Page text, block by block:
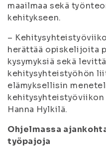
maailmaa sekä
kehitykseen.
–
herättää opiskelijoita
kysymyksiä sekä
kehitysyhteistyöhön
elämyksellisin
Hanna Hylkilä.
Ohjelmassa
työpajoja